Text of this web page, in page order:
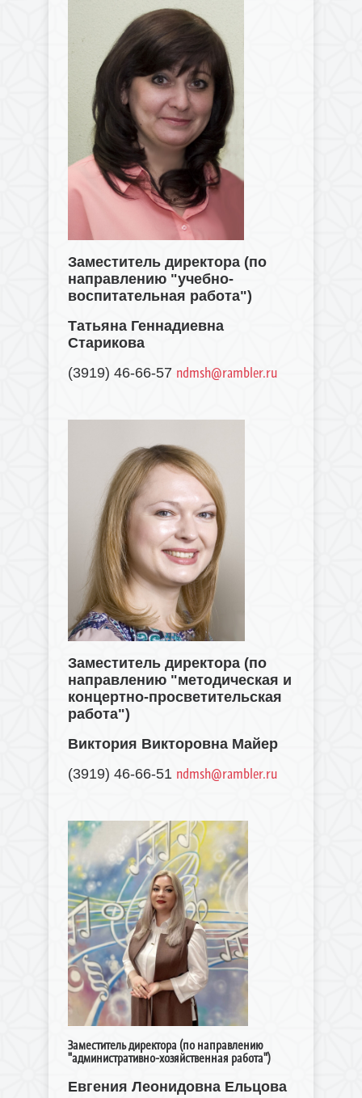
Заместитель директора (по
направлению "учебно-
воспитательная работа")
Татьяна Геннадиевна
Старикова
(3919) 46-66-57 ndmsh@rambler.ru
Заместитель директора (по
направлению "методическая и
концертно-просветительская
работа")
Виктория Викторовна Майер
(3919) 46-66-51 ndmsh@rambler.ru
Заместитель директора (по направлению
"административно-хозяйственная работа")
Евгения Леонидовна Ельцова